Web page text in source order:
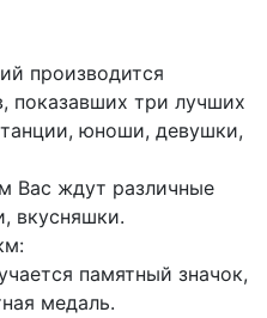
производится
показавших три лучших
юноши, девушки,
Вас ждут различные
вкусняшки.
памятный значок,
медаль.